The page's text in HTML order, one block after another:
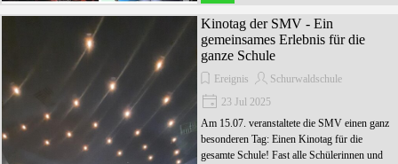
Kinotag der SMV - Ein
gemeinsames Erlebnis für die
ganze Schule
Ereignis
Schurwaldschule
23 Jul 2025
Am 15.07. veranstaltete die SMV einen ganz
besonderen Tag: Einen Kinotag für die
gesamte Schule! Fast alle Schülerinnen und